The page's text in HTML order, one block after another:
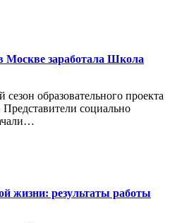
Москве заработала Школа
образовательного проекта
социально
жизни: результаты работы